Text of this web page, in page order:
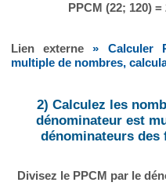
PPCM (22; 120) =
Lien externe» Calculer
multiple de nombres,
2) Calculez les
dénominateur est
dénominateurs des
Divisez le PPCM par le